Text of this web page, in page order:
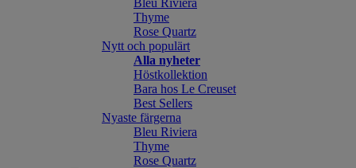
Bleu Riviera
Thyme
Rose Quartz
Nytt och populärt
Alla nyheter
Höstkollektion
Bara hos Le Creuset
Best Sellers
Nyaste färgerna
Bleu Riviera
Thyme
Rose Quartz